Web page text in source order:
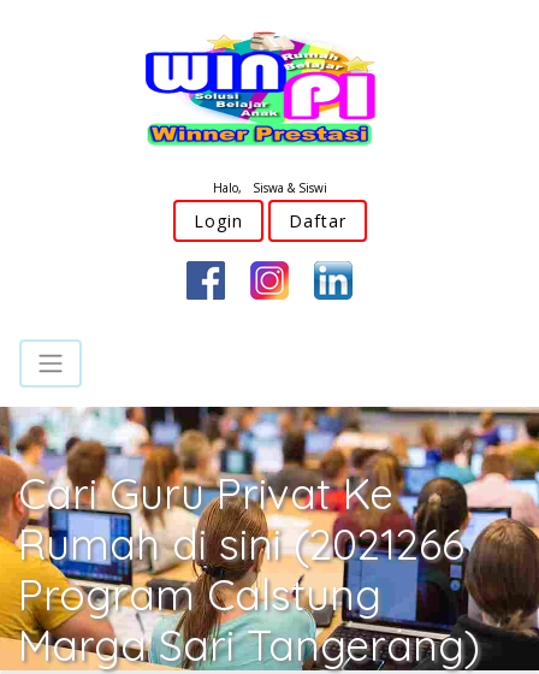
Halo, Siswa & Siswi
Login Daftar
Cari Guru Privat Ke
Rumah di sini (2021266
Program Calstung
Marga Sari Tangerang)